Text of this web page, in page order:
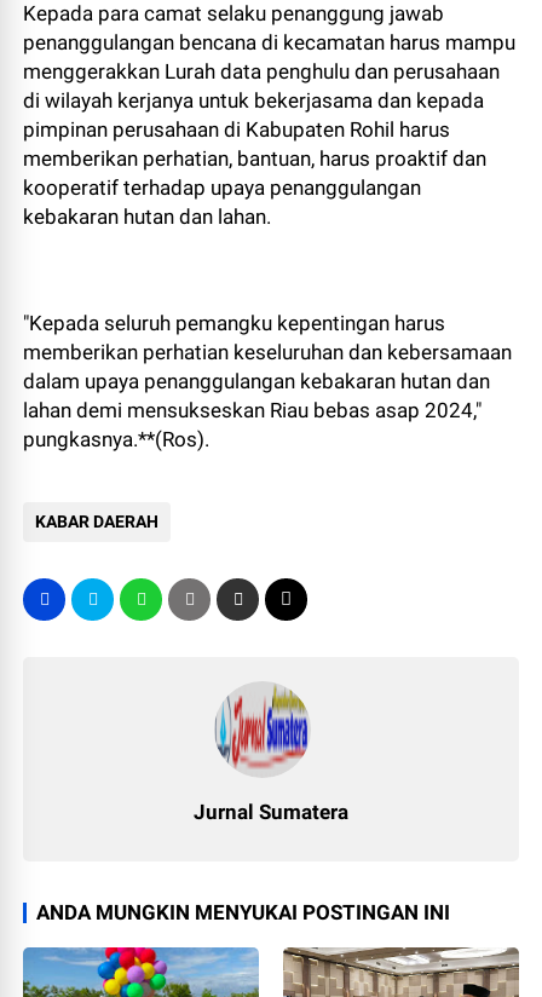
Kepada para camat selaku penanggung jawab
penanggulangan bencana di kecamatan harus mampu
menggerakkan Lurah data penghulu dan perusahaan
di wilayah kerjanya untuk bekerjasama dan kepada
pimpinan perusahaan di Kabupaten Rohil harus
memberikan perhatian, bantuan, harus proaktif dan
kooperatif terhadap upaya penanggulangan
kebakaran hutan dan lahan.
"Kepada seluruh pemangku kepentingan harus
memberikan perhatian keseluruhan dan kebersamaan
dalam upaya penanggulangan kebakaran hutan dan
lahan demi mensukseskan Riau bebas asap 2024,"
pungkasnya.**(Ros).
KABAR DAERAH
Jurnal Sumatera
ANDA MUNGKIN MENYUKAI POSTINGAN INI